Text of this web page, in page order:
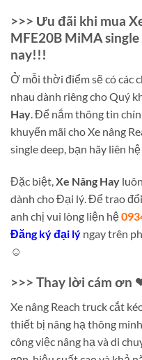
>>> Ưu đãi khi mua
MFE20B MiMA
nay!!!
Ở mỗi thời điểm sẽ có các
nhau dành riêng cho Quý
Hay. Để nắm thông tin
khuyến mãi cho Xe nâng
single deep, bạn hãy liên hệ
Đặc biệt, Xe Nâng Hay
dành cho Đại lý. Để trao
anh chị vui lòng liện hệ
Đăng ký đại lý ngay trên
☺
>>> Thay lời cám
Xe nâng Reach truck cắt
thiết bị nâng hạ thông
công việc nâng hạ và di